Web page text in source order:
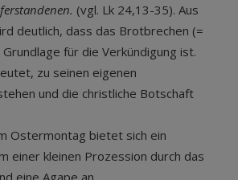
(vgl. Lk 24,13-35). Aus
deutlich, dass das Brotbrechen (=
für die Verkündigung ist.
zu seinen eigenen
und die christliche Botschaft
Ostermontag bietet sich ein
einer kleinen Prozession durch das
eine Agape an.